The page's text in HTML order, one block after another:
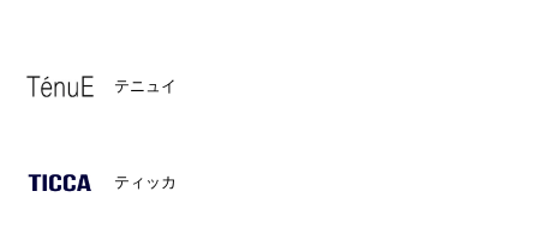
テニュイ
ティッカ